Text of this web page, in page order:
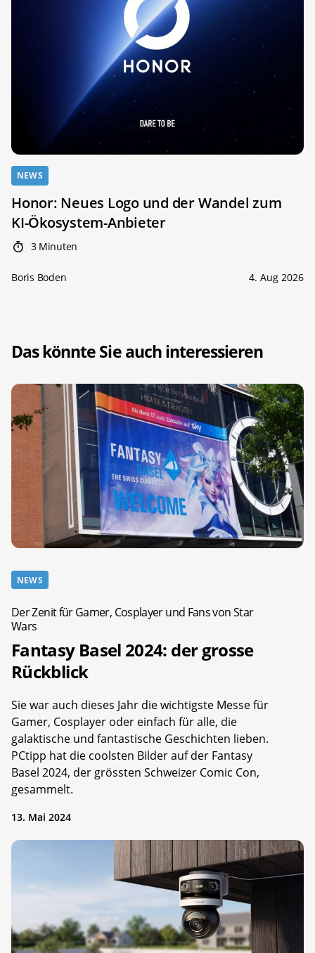
NEWS
Honor: Neues Logo und der Wandel zum
KI-Ökosystem-Anbieter
3 Minuten
Boris Boden 4. Aug 2026
Das könnte Sie auch interessieren
NEWS
Der Zenit für Gamer, Cosplayer und Fans von Star
Wars
Fantasy Basel 2024: der grosse
Rückblick
Sie war auch dieses Jahr die wichtigste Messe für
Gamer, Cosplayer oder einfach für alle, die
galaktische und fantastische Geschichten lieben.
PCtipp hat die coolsten Bilder auf der Fantasy
Basel 2024, der grössten Schweizer Comic Con,
gesammelt.
13. Mai 2024